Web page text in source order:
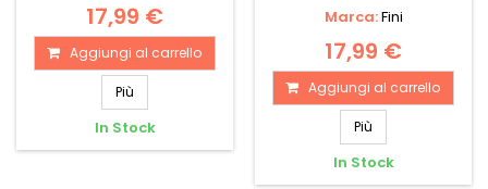
17,99 €
Aggiungi al carrello
Più
In Stock
Marca:Fini
17,99 €
Aggiungi al carrello
Più
In Stock